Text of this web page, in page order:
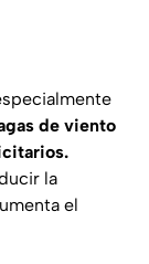
de viento
la
el